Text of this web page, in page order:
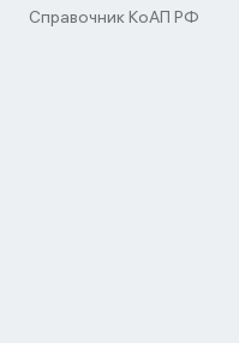
Справочник КоАП РФ